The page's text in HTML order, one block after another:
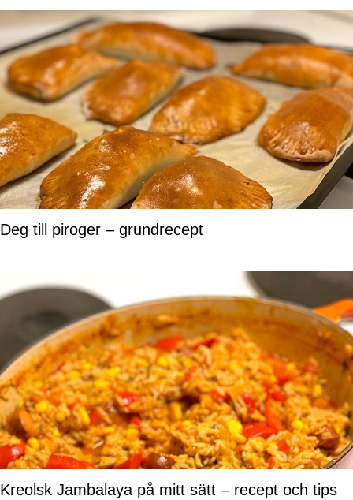
Deg till piroger – grundrecept
Kreolsk Jambalaya på mitt sätt – recept och tips